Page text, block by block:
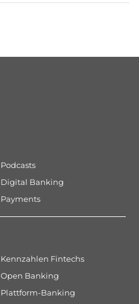
Podcasts
Digital Banking
Payments
Kennzahlen Fintechs
Open Banking
Plattform-Banking